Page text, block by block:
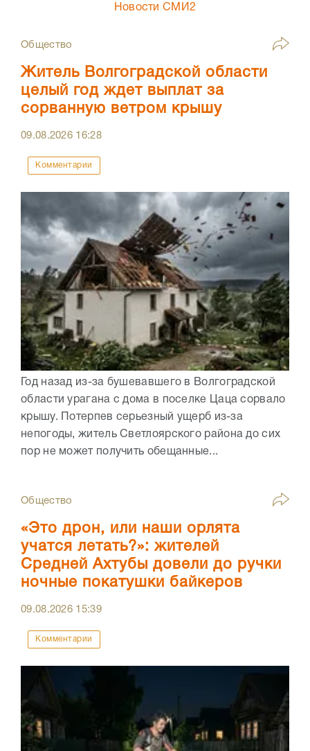
Новости СМИ2
Общество
Житель Волгоградской области
целый год ждет выплат за
сорванную ветром крышу
09.08.2026 16:28
Комментарии
Год назад из-за бушевавшего в Волгоградской
области урагана с дома в поселке Цаца сорвало
крышу. Потерпев серьезный ущерб из-за
непогоды, житель Светлоярского района до сих
пор не может получить обещанные...
Общество
«Это дрон, или наши орлята
учатся летать?»: жителей
Средней Ахтубы довели до ручки
ночные покатушки байкеров
09.08.2026 15:39
Комментарии